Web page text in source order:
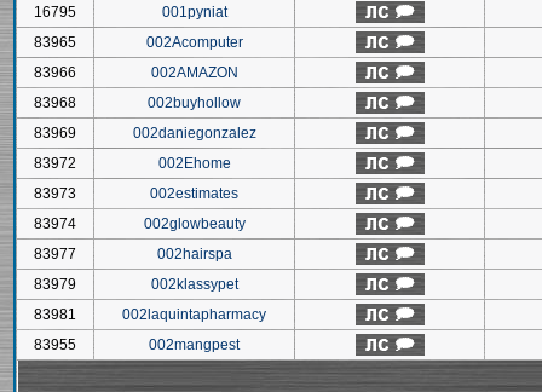
16795
001pyniat
83965
002Acomputer
83966
002AMAZON
83968
002buyhollow
83969
002daniegonzalez
83972
002Ehome
83973
002estimates
83974
002glowbeauty
83977
002hairspa
83979
002klassypet
83981
002laquintapharmacy
83955
002mangpest